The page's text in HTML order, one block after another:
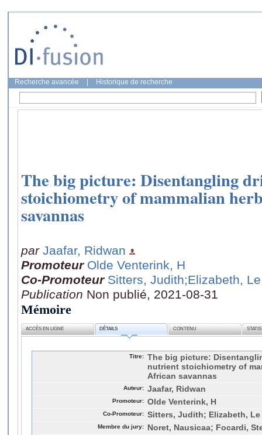
Recherche avancée Historique de recherche
The big picture: Disentangling
stoichiometry of mammalian
savannas
par Jaafar, Ridwan
Promoteur Olde Venterink, H
Co-Promoteur Sitters, Judith;Elizabeth,
Publication Non publié, 2021-08-31
Mémoire
ACCÈS EN LIGNE DÉTAILS CONTENU
Titre: The big picture:
nutrient stoichiometry of
African savannas
Auteur: Jaafar, Ridwan
Promoteur: Olde Venterink, H
Co-Promoteur: Sitters, Judith; Elizabeth, Le
Membre du jury: Noret, Nausicaa; Focardi,